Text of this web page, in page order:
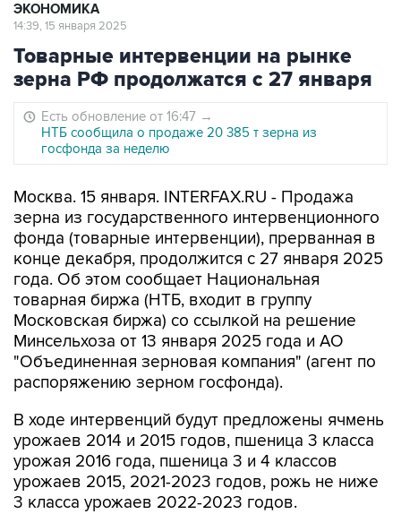
ЭКОНОМИКА
14:39, 15 января 2025
Товарные интервенции на рынке
зерна РФ продолжатся с 27 января
Есть обновление от 16:47 →
НТБ сообщила о продаже 20 385 т зерна из
госфонда за неделю
Москва. 15 января. INTERFAX.RU - Продажа
зерна из государственного интервенционного
фонда (товарные интервенции), прерванная в
конце декабря, продолжится с 27 января 2025
года. Об этом сообщает Национальная
товарная биржа (НТБ, входит в группу
Московская биржа) со ссылкой на решение
Минсельхоза от 13 января 2025 года и АО
"Объединенная зерновая компания" (агент по
распоряжению зерном госфонда).
В ходе интервенций будут предложены ячмень
урожаев 2014 и 2015 годов, пшеница 3 класса
урожая 2016 года, пшеница 3 и 4 классов
урожаев 2015, 2021-2023 годов, рожь не ниже
3 класса урожаев 2022-2023 годов.